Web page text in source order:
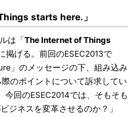
starts here.」
は「The Internet of Things
掲げる。前回のESEC2013で
」のメッセージの下、組み込み
のポイントについて訴求してい
今回のESEC2014では、そもそも
ジネスを変革させるのか？」